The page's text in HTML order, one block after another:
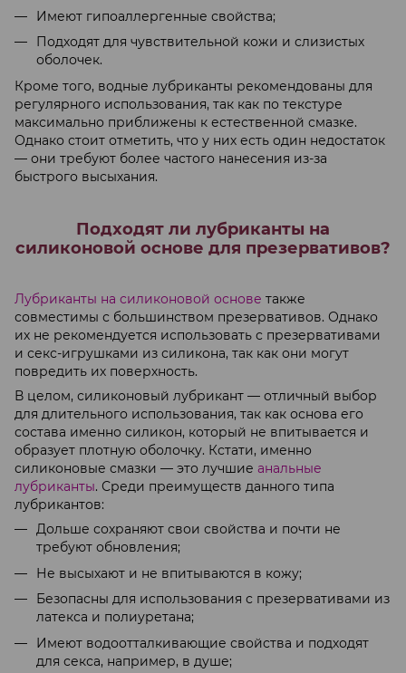
Имеют гипоаллергенные свойства;
Подходят для чувствительной кожи и слизистых
оболочек.
Кроме того, водные лубриканты рекомендованы для
регулярного использования, так как по текстуре
максимально приближены к естественной смазке.
Однако стоит отметить, что у них есть один недостаток
— они требуют более частого нанесения из-за
быстрого высыхания.
Подходят ли лубриканты на
силиконовой основе для презервативов?
Лубриканты на силиконовой основе также
совместимы с большинством презервативов. Однако
их не рекомендуется использовать с презервативами
и секс-игрушками из силикона, так как они могут
повредить их поверхность.
В целом, силиконовый лубрикант — отличный выбор
для длительного использования, так как основа его
состава именно силикон, который не впитывается и
образует плотную оболочку. Кстати, именно
силиконовые смазки — это лучшие анальные
лубриканты. Среди преимуществ данного типа
лубрикантов:
Дольше сохраняют свои свойства и почти не
требуют обновления;
Не высыхают и не впитываются в кожу;
Безопасны для использования с презервативами из
латекса и полиуретана;
Имеют водоотталкивающие свойства и подходят
для секса, например, в душе;